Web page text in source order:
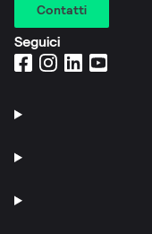
Contatti
Seguici